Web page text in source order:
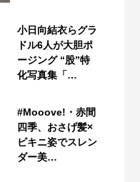
小日向結衣らグラ
ドル6人が大胆ポ
ージング “股”特
化写真集「…
#Mooove!・赤間
四季、おさげ髪×
ビキニ姿でスレン
ダー美…